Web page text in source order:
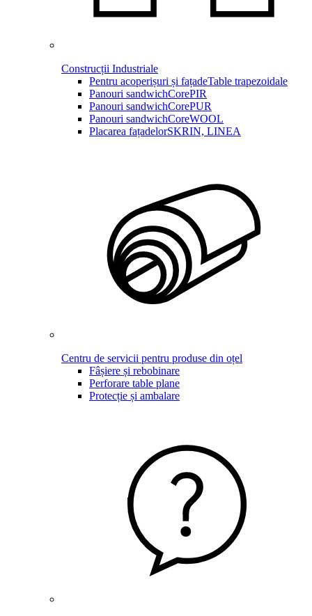
Construcții Industriale
Pentru acoperișuri și fațadeTable trapezoidale
Panouri sandwichCorePIR
Panouri sandwichCorePUR
Panouri sandwichCoreWOOL
Placarea fațadelorSKRIN, LINEA
Centru de servicii pentru produse din oțel
Fâșiere și rebobinare
Perforare table plane
Protecție și ambalare